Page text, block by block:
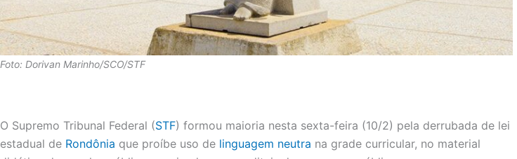
Foto: Dorivan Marinho/SCO/STF
O Supremo Tribunal Federal (STF) formou maioria nesta sexta-feira (10/2) pela derrubada de lei
estadual de Rondônia que proíbe uso de linguagem neutra na grade curricular, no material